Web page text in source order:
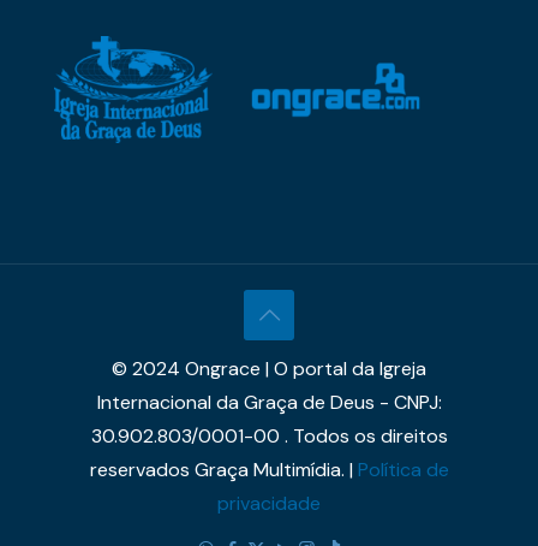
© 2024 Ongrace | O portal da Igreja
Internacional da Graça de Deus - CNPJ:
30.902.803/0001-00 . Todos os direitos
reservados Graça Multimídia. |Política de
privacidade